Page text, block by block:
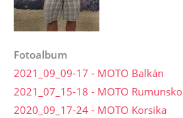
Fotoalbum
2021_09_09-17 - MOTO Balkán
2021_07_15-18 - MOTO Rumunsko
2020_09_17-24 - MOTO Korsika